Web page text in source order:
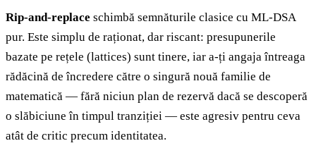
Rip-and-replace schimbă semnăturile clasice cu ML-DSA
pur. Este simplu de raționat, dar riscant: presupunerile
bazate pe rețele (lattices) sunt tinere, iar a-ți angaja întreaga
rădăcină de încredere către o singură nouă familie de
matematică — fără niciun plan de rezervă dacă se descoperă
o slăbiciune în timpul tranziției — este agresiv pentru ceva
atât de critic precum identitatea.